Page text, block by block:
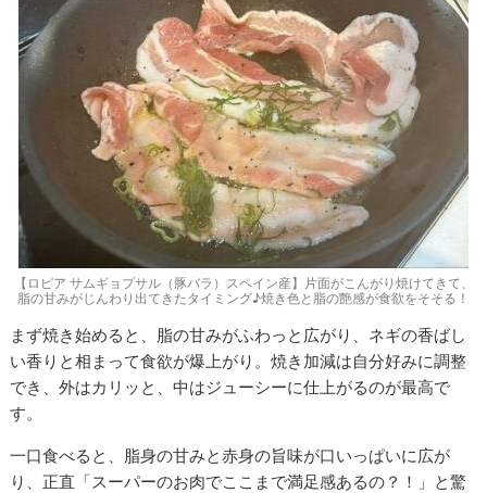
【ロピア サムギョプサル（豚バラ）スペイン産】片面がこんがり焼けてきて、
脂の甘みがじんわり出てきたタイミング♪焼き色と脂の艶感が食欲をそそる！
まず焼き始めると、脂の甘みがふわっと広がり、ネギの香ばし
い香りと相まって食欲が爆上がり。焼き加減は自分好みに調整
でき、外はカリッと、中はジューシーに仕上がるのが最高で
す。
一口食べると、脂身の甘みと赤身の旨味が口いっぱいに広が
り、正直「スーパーのお肉でここまで満足感あるの？！」と驚